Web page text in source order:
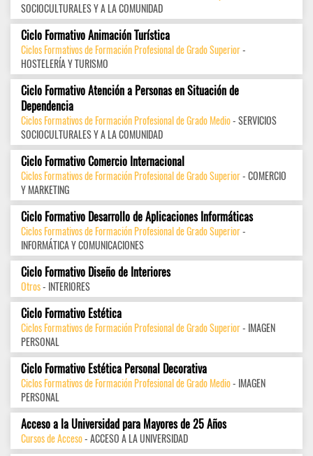
SOCIOCULTURALES Y A LA COMUNIDAD
Ciclo Formativo Animación Turística
Ciclos Formativos de Formación Profesional de Grado Superior-
HOSTELERÍA Y TURISMO
Ciclo Formativo Atención a Personas en Situación de
Dependencia
Ciclos Formativos de Formación Profesional de Grado Medio- SERVICIOS
SOCIOCULTURALES Y A LA COMUNIDAD
Ciclo Formativo Comercio Internacional
Ciclos Formativos de Formación Profesional de Grado Superior- COMERCIO
Y MARKETING
Ciclo Formativo Desarrollo de Aplicaciones Informáticas
Ciclos Formativos de Formación Profesional de Grado Superior-
INFORMÁTICA Y COMUNICACIONES
Ciclo Formativo Diseño de Interiores
Otros- INTERIORES
Ciclo Formativo Estética
Ciclos Formativos de Formación Profesional de Grado Superior- IMAGEN
PERSONAL
Ciclo Formativo Estética Personal Decorativa
Ciclos Formativos de Formación Profesional de Grado Medio- IMAGEN
PERSONAL
Acceso a la Universidad para Mayores de 25 Años
Cursos de Acceso- ACCESO A LA UNIVERSIDAD